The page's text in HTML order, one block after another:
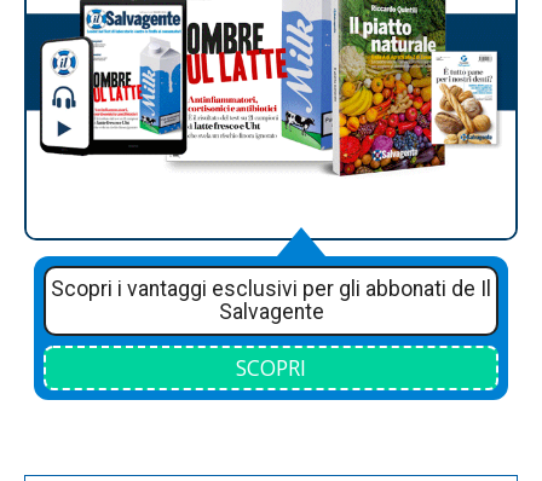
Scopri i vantaggi esclusivi per gli abbonati de Il
Salvagente
SCOPRI